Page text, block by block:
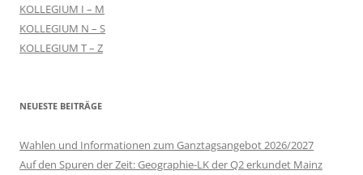
KOLLEGIUM I – M
KOLLEGIUM N – S
KOLLEGIUM T – Z
NEUESTE BEITRÄGE
Wahlen und Informationen zum Ganztagsangebot 2026/2027
Auf den Spuren der Zeit: Geographie-LK der Q2 erkundet Mainz